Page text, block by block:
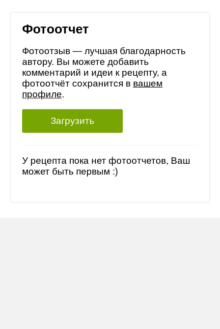
Фотоотчет
Фотоотзыв — лучшая благодарность
автору. Вы можете добавить
комментарий и идеи к рецепту, а
фотоотчёт сохранится в вашем
профиле.
Загрузить
У рецепта пока нет фотоотчетов, Ваш
может быть первым :)